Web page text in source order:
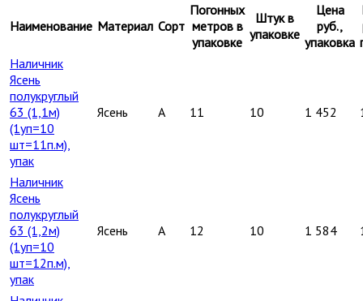
Наименование Материал Сорт
Погонных
метров в
упаковке
Штук в
упаковке
Цена
руб.,
упаковка
Наличник
Ясень
полукруглый
63 (1,1м)
(1уп=10
шт=11п.м),
упак
Ясень A 11 10 1 452
Наличник
Ясень
полукруглый
63 (1,2м)
(1уп=10
шт=12п.м),
упак
Ясень A 12 10 1 584